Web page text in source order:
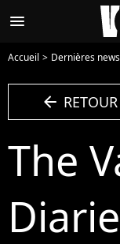
menu
Accueil Dernières news
arrow_left
The